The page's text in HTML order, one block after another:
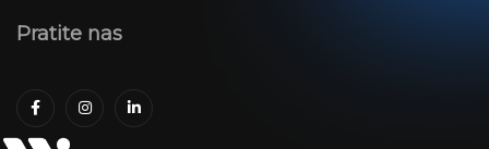
Pratite nas